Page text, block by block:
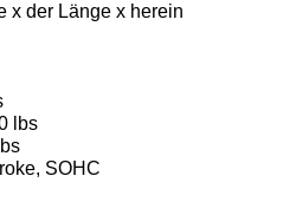
x der Länge x herein
lbs
SOHC